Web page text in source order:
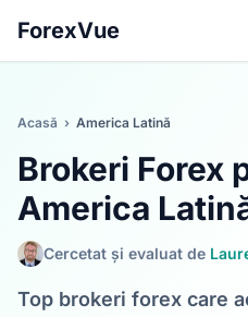
ForexVue
Acasă › America Latină
Brokeri Forex
America
Cercetat și evaluat de
Top brokeri forex care